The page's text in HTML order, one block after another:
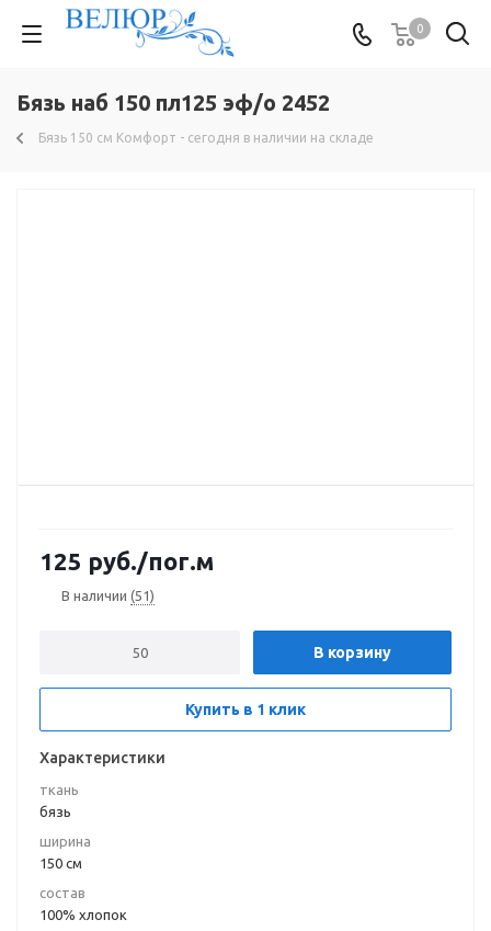
0
Бязь наб 150 пл125 эф/о 2452
Бязь 150 см Комфорт - сегодня в наличии на складе
125 руб./пог.м
В наличии (51)
В корзину
Купить в 1 клик
Характеристики
ткань
бязь
ширина
150 см
состав
100% хлопок